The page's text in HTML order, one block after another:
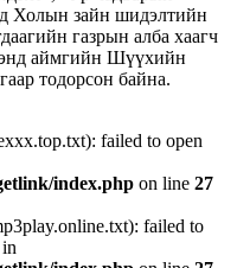
Холын зайн шидэлтийн
газрын алба хаагч
аймгийн Шүүхийн
тодорсон байна.
failed to open
index.php on line 27
failed to